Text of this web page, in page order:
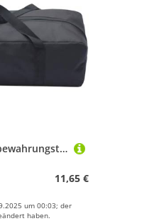
Tragbare Zelt-Aufbewahrungstasche, große Kapazität, Gepäck, Fitnessstudio, regendicht, Camping, mit Griff, faltbare Tragetasche mit Griff, leichte Aufbewahrung, faltbare Zelttasche
11,65 €
um 00:03; der
haben.